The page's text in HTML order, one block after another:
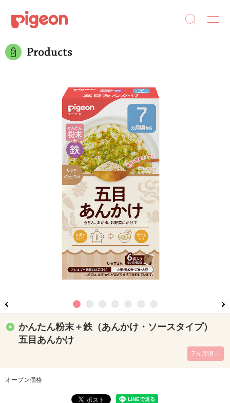
かんたん粉末＋鉄（あんかけ・ソースタイプ）
五目あんかけ
7ヵ月頃～
オープン価格